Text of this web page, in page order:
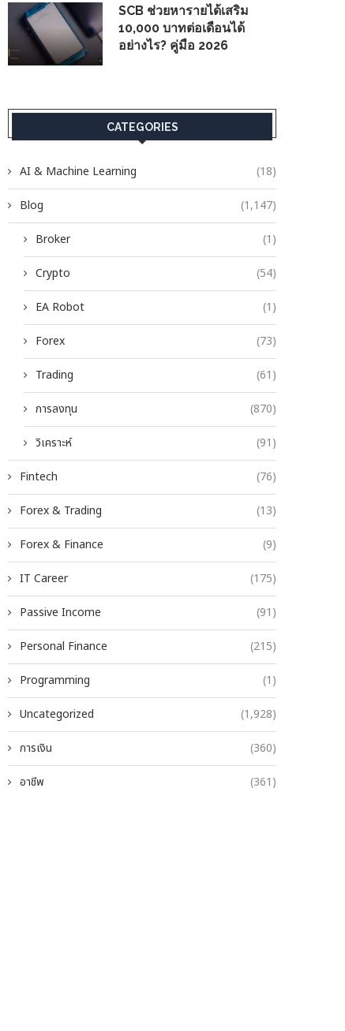
SCB ช่วยหารายได้เสริม
10,000 บาทต่อเดือนได้
อย่างไร? คู่มือ 2026
CATEGORIES
AI & Machine Learning (18)
Blog (1,147)
Broker (1)
Crypto (54)
EA Robot (1)
Forex (73)
Trading (61)
การลงทุน (870)
วิเคราะห์ (91)
Fintech (76)
Forex & Trading (13)
Forex & Finance (9)
IT Career (175)
Passive Income (91)
Personal Finance (215)
Programming (1)
Uncategorized (1,928)
การเงิน (360)
อาชีพ (361)